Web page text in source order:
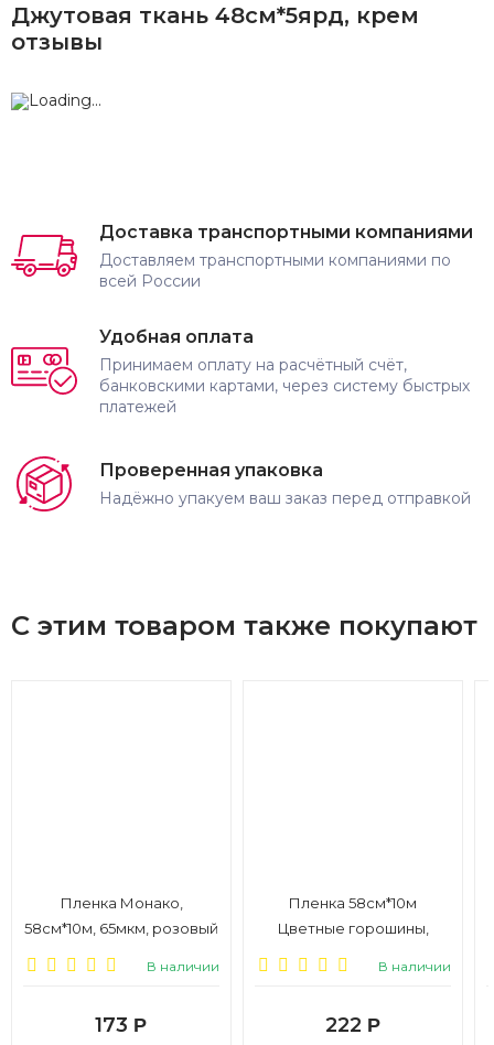
Джутовая ткань 48см*5ярд, крем
отзывы
Доставка транспортными компаниями
Доставляем транспортными компаниями по
всей России
Удобная оплата
Принимаем оплату на расчётный счёт,
банковскими картами, через систему быстрых
платежей
Проверенная упаковка
Надёжно упакуем ваш заказ перед отправкой
С этим товаром также покупают
Пленка Монако,
58см*10м, 65мкм, розовый
В наличии
173 Р
Пленка 58см*10м
Цветные горошины,
В наличии
222 Р